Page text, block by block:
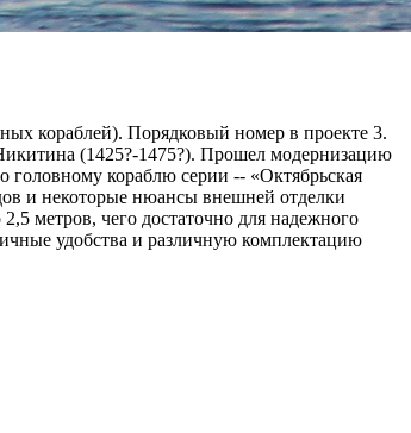
кораблей). Порядковый номер в проекте 3.
(1425?-1475?). Прошел модернизацию
головному кораблю серии -- «Октябрьская
и некоторые нюансы внешней отделки
метров, чего достаточно для надежного
удобства и различную комплектацию